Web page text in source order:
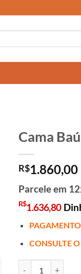
Cama
R$1.860,00
Parcele em
R$1.636,80
CONSULTE